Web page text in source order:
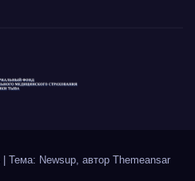
Тема: Newsup, автор Themeansar